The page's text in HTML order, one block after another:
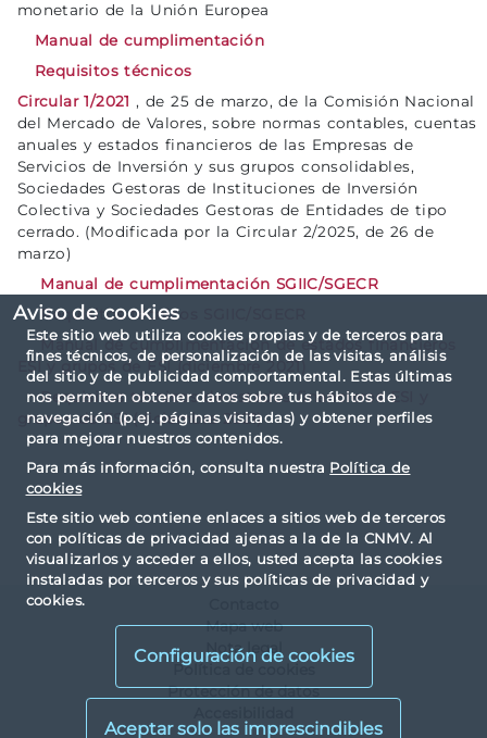
Aviso de cookies
Este sitio web utiliza cookies propias y de terceros para
fines técnicos, de personalización de las visitas, análisis
del sitio y de publicidad comportamental. Estas últimas
nos permiten obtener datos sobre tus hábitos de
navegación (p.ej. páginas visitadas) y obtener perfiles
para mejorar nuestros contenidos.
Para más información, consulta nuestra Política de
cookies
Este sitio web contiene enlaces a sitios web de terceros
con políticas de privacidad ajenas a la de la CNMV. Al
visualizarlos y acceder a ellos, usted acepta las cookies
instaladas por terceros y sus políticas de privacidad y
cookies.
Configuración de cookies
monetario de la Unión Europea
Manual de cumplimentación
Requisitos técnicos
Circular 1/2021 , de 25 de marzo, de la Comisión Nacional
del Mercado de Valores, sobre normas contables, cuentas
anuales y estados financieros de las Empresas de
Servicios de Inversión y sus grupos consolidables,
Sociedades Gestoras de Instituciones de Inversión
Colectiva y Sociedades Gestoras de Entidades de tipo
cerrado. (Modificada por la Circular 2/2025, de 26 de
marzo)
Manual de cumplimentación SGIIC/SGECR
Requisitos técnicos SGIIC/SGECR
Manual de cumplimentación de estados financieros
ESI y grupos de ESI (diciembre 2021)
Requisitos técnicos de estados financieros ESI y
grupos de ESI (diciembre 2021)
Mapa web
Nota legal
Política de cookies
Protección de datos